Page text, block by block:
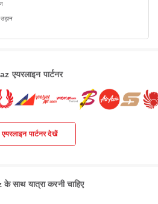
उड़ान
एयरलाइन पार्टनर
पार्टनर देखें
साथ यात्रा करनी चाहिए